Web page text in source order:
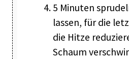
5 Minuten
lassen, für die
die Hitze
Schaum